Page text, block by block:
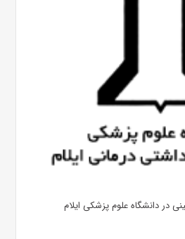
در دانشگاه علوم پزشکی ایلام